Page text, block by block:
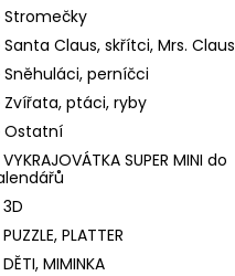
Stromečky
Santa Claus, skřítci, Mrs. Claus
Sněhuláci, perníčci
Zvířata, ptáci, ryby
Ostatní
SUPER MINI do
PLATTER
MIMINKA